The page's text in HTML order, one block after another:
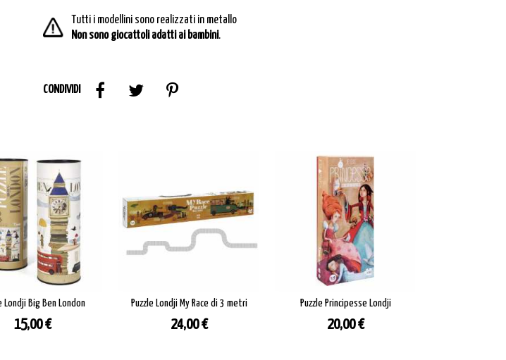
Tutti i modellini sono realizzati in metallo
Non sono giocattoli adatti ai bambini.
CONDIVIDI
Londji Big Ben London
Prezzo
15,00 €
Puzzle Londji My Race di 3 metri
Prezzo
24,00 €
Puzzle Principesse Londji
Prezzo
20,00 €